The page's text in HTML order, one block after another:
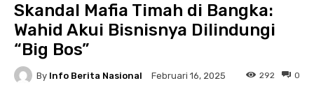
Skandal Mafia Timah di Bangka:
Wahid Akui Bisnisnya Dilindungi
“Big Bos”
By Info Berita Nasional Februari 16, 2025 0
292